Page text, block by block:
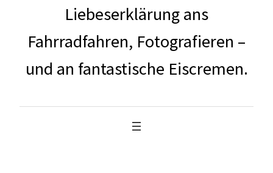
Liebeserklärung ans
Fahrradfahren, Fotografieren –
und an fantastische Eiscremen.